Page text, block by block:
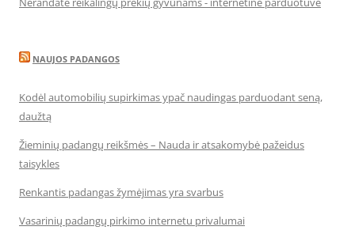
NAUJOS PADANGOS
Kodėl automobilių supirkimas ypač naudingas parduodant seną,
daužtą
Žieminių padangų reikšmės – Nauda ir atsakomybė pažeidus
taisykles
Renkantis padangas žymėjimas yra svarbus
Vasarinių padangų pirkimo internetu privalumai